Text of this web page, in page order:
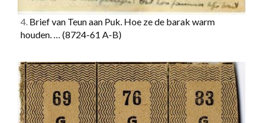
4. Brief van Teun aan Puk. Hoe ze de barak warm
houden. … (8724-61 A-B)